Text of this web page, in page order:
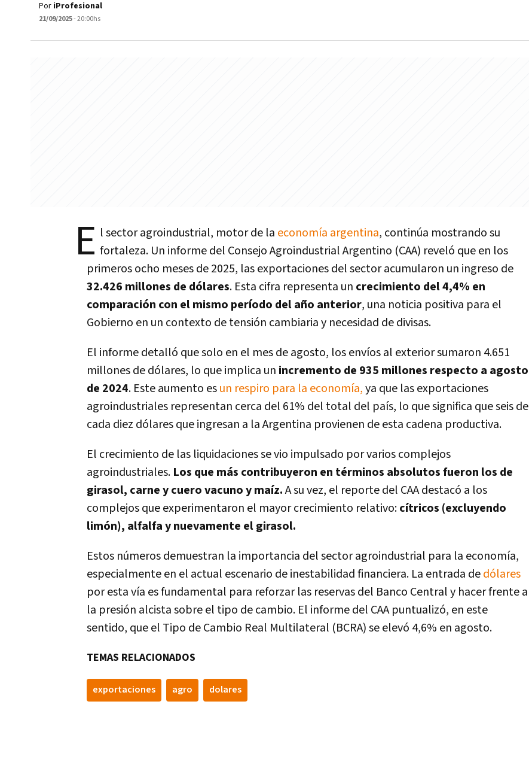
Por iProfesional
21/09/2025- 20:00hs
E l sector agroindustrial, motor de la economía argentina, continúa mostrando su
fortaleza. Un informe del Consejo Agroindustrial Argentino (CAA) reveló que en los
primeros ocho meses de 2025, las exportaciones del sector acumularon un ingreso de
32.426 millones de dólares. Esta cifra representa un crecimiento del 4,4% en
comparación con el mismo período del año anterior, una noticia positiva para el
Gobierno en un contexto de tensión cambiaria y necesidad de divisas.
El informe detalló que solo en el mes de agosto, los envíos al exterior sumaron 4.651
millones de dólares, lo que implica un incremento de 935 millones respecto a agosto
de 2024. Este aumento esun respiro para la economía,ya que las exportaciones
agroindustriales representan cerca del 61% del total del país, lo que significa que seis de
cada diez dólares que ingresan a la Argentina provienen de esta cadena productiva.
El crecimiento de las liquidaciones se vio impulsado por varios complejos
agroindustriales. Los que más contribuyeron en términos absolutos fueron los de
girasol, carne y cuero vacuno y maíz.A su vez, el reporte del CAA destacó a los
complejos que experimentaron el mayor crecimiento relativo:cítricos (excluyendo
limón), alfalfa y nuevamente el girasol.
Estos números demuestran la importancia del sector agroindustrial para la economía,
especialmente en el actual escenario de inestabilidad financiera. La entrada dedólares
por esta vía es fundamental para reforzar las reservas del Banco Central y hacer frente a
la presión alcista sobre el tipo de cambio. El informe del CAA puntualizó, en este
sentido, que el Tipo de Cambio Real Multilateral (BCRA) se elevó 4,6% en agosto.
TEMAS RELACIONADOS
exportaciones agro dolares